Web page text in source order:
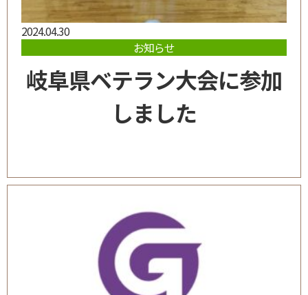
2024.04.30
お知らせ
岐阜県ベテラン大会に参加
しました